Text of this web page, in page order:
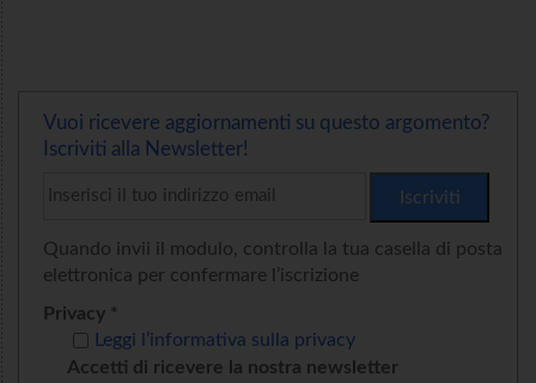
Vuoi ricevere aggiornamenti su questo argomento?
Iscriviti alla Newsletter!
Quando invii il modulo, controlla la tua casella di posta
elettronica per confermare l’iscrizione
Privacy *
Accetti di ricevere la nostra newsletter
Leggi l’informativa sulla privacy